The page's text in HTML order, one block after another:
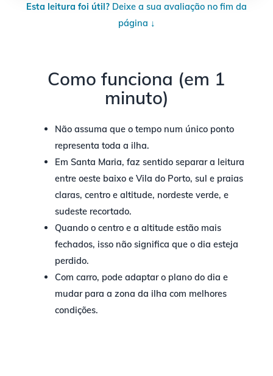
Esta leitura foi útil? Deixe a sua avaliação no fim da
página ↓
Como funciona (em 1
minuto)
Não assuma que o tempo num único ponto
representa toda a ilha.
Em Santa Maria, faz sentido separar a leitura
entre oeste baixo e Vila do Porto, sul e praias
claras, centro e altitude, nordeste verde, e
sudeste recortado.
Quando o centro e a altitude estão mais
fechados, isso não significa que o dia esteja
perdido.
Com carro, pode adaptar o plano do dia e
mudar para a zona da ilha com melhores
condições.